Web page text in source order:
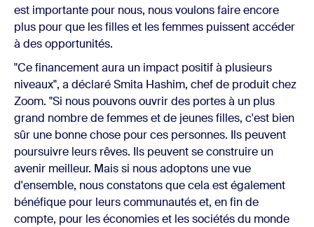
est importante pour nous, nous voulons faire encore
plus pour que les filles et les femmes puissent accéder
à des opportunités.
"Ce financement aura un impact positif à plusieurs
niveaux", a déclaré Smita Hashim, chef de produit chez
Zoom. "Si nous pouvons ouvrir des portes à un plus
grand nombre de femmes et de jeunes filles, c'est bien
sûr une bonne chose pour ces personnes. Ils peuvent
poursuivre leurs rêves. Ils peuvent se construire un
avenir meilleur. Mais si nous adoptons une vue
d'ensemble, nous constatons que cela est également
bénéfique pour leurs communautés et, en fin de
compte, pour les économies et les sociétés du monde